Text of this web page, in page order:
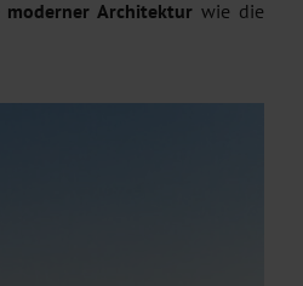
moderner Architektur wie die